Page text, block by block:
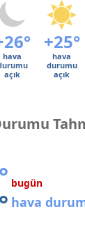
+25°
hava
açık
hava
durumu
açık
bugün
hava